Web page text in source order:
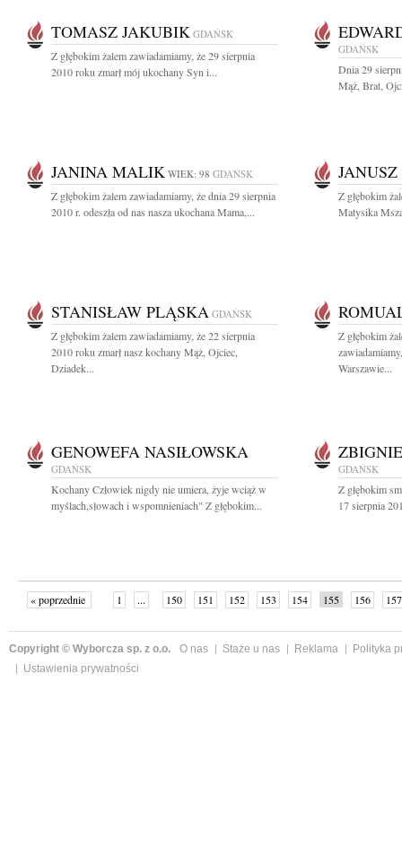
TOMASZ JAKUBIK GDAŃSK
Z głębokim żalem zawiadamiamy, że 29 sierpnia
2010 roku zmarł mój ukochany Syn i...
GDAŃSK
Dnia 29
Mąż, Brat,
JANINA MALIK WIEK: 98 GDAŃSK
Z głębokim żalem zawiadamiamy, że dnia 29 sierpnia
2010 r. odeszła od nas nasza ukochana Mama,...
Z głębokim
Matysika
STANISŁAW PLĄSKA GDAŃSK
Z głębokim żalem zawiadamiamy, że 22 sierpnia
2010 roku zmarł nasz kochany Mąż, Ojciec,
Dziadek...
Z głębokim
Warszawie...
GENOWEFA NASIŁOWSKA
GDAŃSK
Kochany Człowiek nigdy nie umiera, żyje wciąż w
myślach,słowach i wspomnieniach" Z głębokim...
GDAŃSK
Z głębokim
17 sierpnia
« poprzednie 1 ... 150 151 152 153 154 155 156
157
Copyright © Wyborcza sp. z o.o. O nas Staże u nas Reklama
Polityka
Ustawienia prywatności